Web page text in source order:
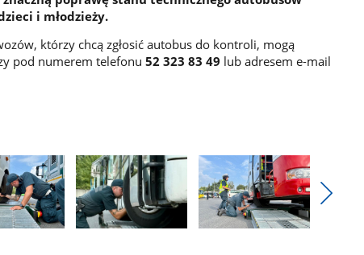
i młodzieży.
którzy chcą zgłosić autobus do kontroli, mogą
pod numerem telefonu52 323 83 49 lub adresem e-mail